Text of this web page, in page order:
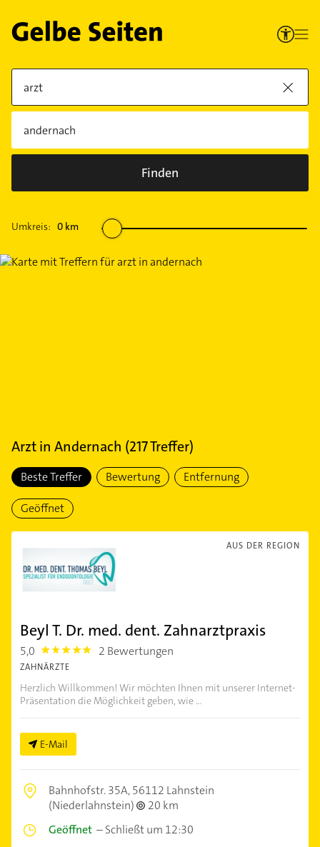
Finden
Umkreis: 0 km
Arztin Andernach (217Treffer)
Beste Treffer Bewertung Entfernung
Geöffnet
AUS DER REGION
Beyl T. Dr. med. dent. Zahnarztpraxis
5,0 5.0 2 Bewertungen
ZAHNÄRZTE
Herzlich Willkommen! Wir möchten Ihnen mit unserer Internet-
Präsentation die Möglichkeit geben, wie ...
E-Mail
Bahnhofstr. 35A,56112 Lahnstein
(Niederlahnstein)
20 km
Geöffnet –Schließt um 12:30